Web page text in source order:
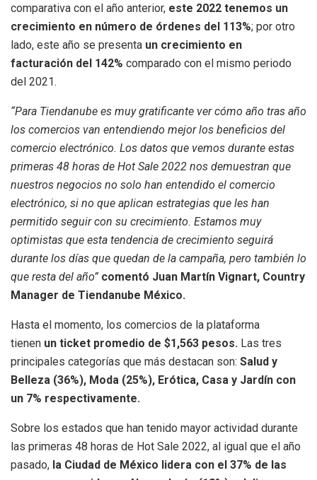
comparativa con el año anterior, este 2022 tenemos un
crecimiento en número de órdenes del 113%; por otro
lado, este año se presenta un crecimiento en
facturación del 142% comparado con el mismo periodo
del 2021.
“Para Tiendanube es muy gratificante ver cómo año tras año
los comercios van entendiendo mejor los beneficios del
comercio electrónico. Los datos que vemos durante estas
primeras 48 horas de Hot Sale 2022 nos demuestran que
nuestros negocios no solo han entendido el comercio
electrónico, si no que aplican estrategias que les han
permitido seguir con su crecimiento. Estamos muy
optimistas que esta tendencia de crecimiento seguirá
durante los días que quedan de la campaña, pero también lo
que resta del año” comentó Juan Martín Vignart, Country
Manager de Tiendanube México.
Hasta el momento, los comercios de la plataforma
tienen un ticket promedio de $1,563 pesos. Las tres
principales categorías que más destacan son: Salud y
Belleza (36%), Moda (25%), Erótica, Casa y Jardín con
un 7% respectivamente.
Sobre los estados que han tenido mayor actividad durante
las primeras 48 horas de Hot Sale 2022, al igual que el año
pasado, la Ciudad de México lidera con el 37% de las